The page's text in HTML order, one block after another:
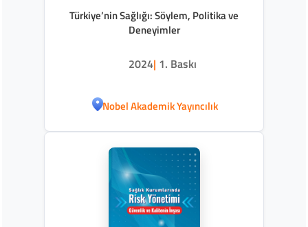
Türkiye’nin Sağlığı: Söylem, Politika ve
Deneyimler
2024| 1. Baskı
Nobel Akademik Yayıncılık